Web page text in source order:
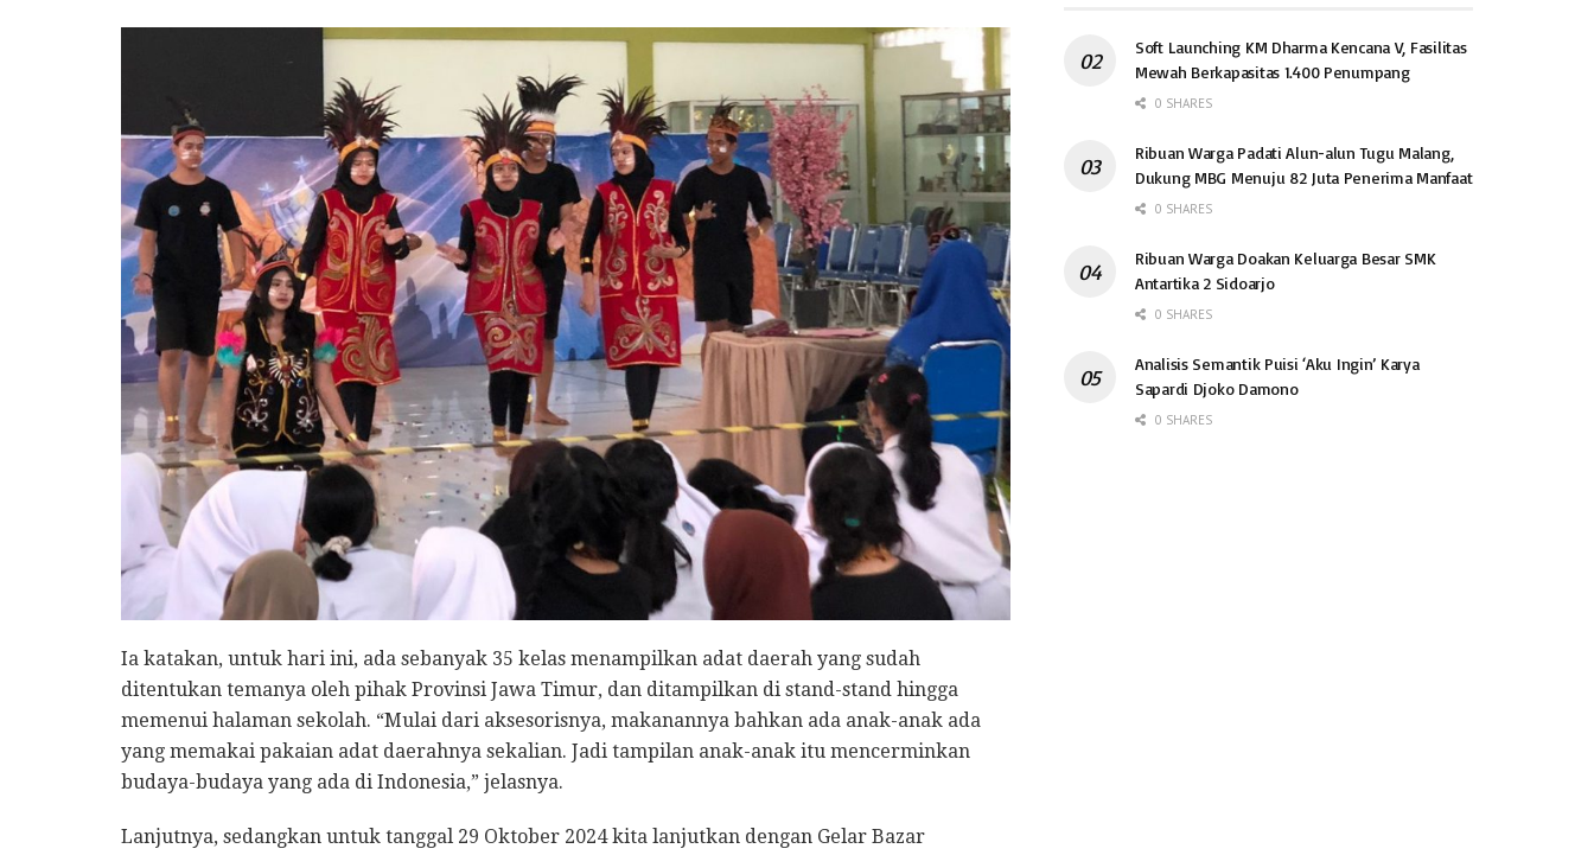
Ia katakan, untuk hari ini, ada sebanyak 35 kelas menampilkan adat daerah yang sudah
ditentukan temanya oleh pihak Provinsi Jawa Timur, dan ditampilkan di stand-stand hingga
memenui halaman sekolah. “Mulai dari aksesorisnya, makanannya bahkan ada anak-anak ada
yang memakai pakaian adat daerahnya sekalian. Jadi tampilan anak-anak itu mencerminkan
budaya-budaya yang ada di Indonesia,” jelasnya.
Lanjutnya, sedangkan untuk tanggal 29 Oktober 2024 kita lanjutkan dengan Gelar Bazar
Soft Launching KM Dharma Kencana V, Fasilitas
Mewah Berkapasitas 1.400 Penumpang
0 SHARES
Ribuan Warga Padati Alun-alun Tugu Malang,
Dukung MBG Menuju 82 Juta Penerima Manfaat
0 SHARES
Ribuan Warga Doakan Keluarga Besar SMK
Antartika 2 Sidoarjo
0 SHARES
Analisis Semantik Puisi ‘Aku Ingin’ Karya
Sapardi Djoko Damono
0 SHARES